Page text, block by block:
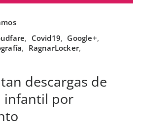
, Covid19, Google+,
, RagnarLocker,
descargas de
infantil por